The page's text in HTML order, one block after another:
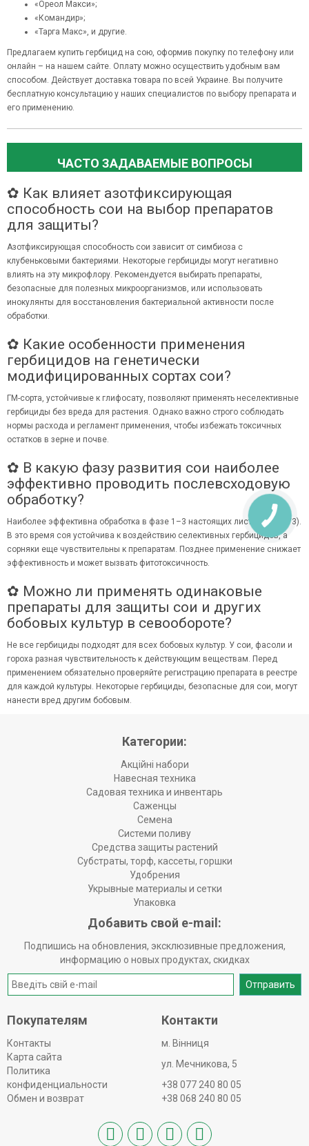
«Ореол Макси»;
«Командир»;
«Тарга Макс», и другие.
Предлагаем купить гербицид на сою, оформив покупку по телефону или
онлайн – на нашем сайте. Оплату можно осуществить удобным вам
способом. Действует доставка товара по всей Украине. Вы получите
бесплатную консультацию у наших специалистов по выбору препарата и
его применению.
ЧАСТО ЗАДАВАЕМЫЕ ВОПРОСЫ
✿ Как влияет азотфиксирующая
способность сои на выбор препаратов
для защиты?
Азотфиксирующая способность сои зависит от симбиоза с
клубеньковыми бактериями. Некоторые гербициды могут негативно
влиять на эту микрофлору. Рекомендуется выбирать препараты,
безопасные для полезных микроорганизмов, или использовать
инокулянты для восстановления бактериальной активности после
обработки.
✿ Какие особенности применения
гербицидов на генетически
модифицированных сортах сои?
ГМ-сорта, устойчивые к глифосату, позволяют применять неселективные
гербициды без вреда для растения. Однако важно строго соблюдать
нормы расхода и регламент применения, чтобы избежать токсичных
остатков в зерне и почве.
✿ В какую фазу развития сои наиболее
эффективно проводить послевсходовую
обработку?
Наиболее эффективна обработка в фазе 1–3 настоящих листьев (V1–V3).
В это время соя устойчива к воздействию селективных гербицидов, а
сорняки еще чувствительны к препаратам. Позднее применение снижает
эффективность и может вызвать фитотоксичность.
✿ Можно ли применять одинаковые
препараты для защиты сои и других
бобовых культур в севообороте?
Не все гербициды подходят для всех бобовых культур. У сои, фасоли и
гороха разная чувствительность к действующим веществам. Перед
применением обязательно проверяйте регистрацию препарата в реестре
для каждой культуры. Некоторые гербициды, безопасные для сои, могут
нанести вред другим бобовым.
Категории:
Акційні набори
Навесная техника
Садовая техника и инвентарь
Саженцы
Семена
Системи поливу
Средства защиты растений
Субстраты, торф, кассеты, горшки
Удобрения
Укрывные материалы и сетки
Упаковка
Добавить свой e-mail:
Подпишись на обновления, эксклюзивные предложения,
информацию о новых продуктах, скидках
Отправить
Покупателям
Контакты
Карта сайта
Политика
конфиденциальности
Обмен и возврат
Контакти
м. Вінниця
ул. Мечникова, 5
+38 077 240 80 05
+38 068 240 80 05